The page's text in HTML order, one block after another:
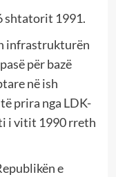
shtatorit 1991.
infrastrukturën
për bazë
në ish
prira nga LDK-
i vitit 1990 rreth
e